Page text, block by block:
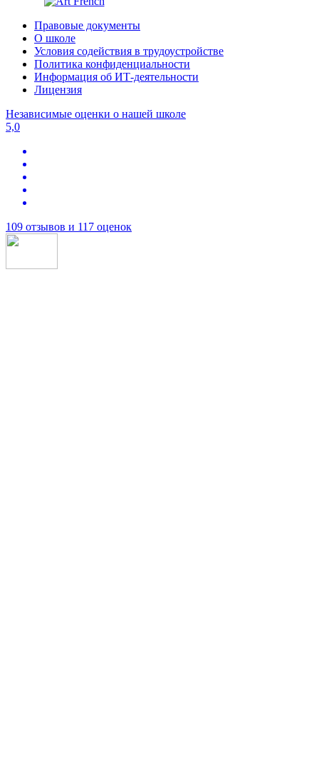
Правовые документы
О школе
Условия содействия в трудоустройстве
Политика конфиденциальности
Информация об ИТ-деятельности
Лицензия
Независимые оценки о нашей школе
5,0
109 отзывов и 117 оценок